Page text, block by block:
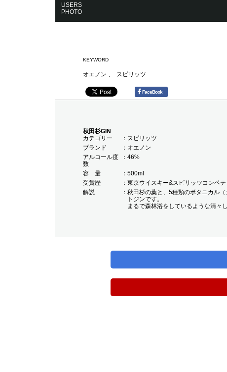
USERS
PHOTO
KEYWORD
オエノン スピリッツ
FaceBook
秋田杉GIN
カテゴリー
スピリッツ
ブランド
オエノン
アルコール度
数
46%
容 量
500ml
受賞歴
東京ウイスキー&スピリッツコンペ
解説
秋田杉の葉と、5種類のボタニカル
トジンです。
まるで森林浴をしているような清々